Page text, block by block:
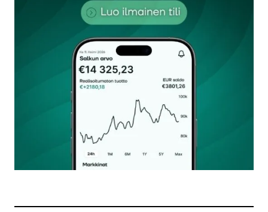
kentät on merkitty*
Kommentti*
Nimesi tai nimimerkkisi
Sähköpostiosoitteesi
Tilaa SalkunRakentajan uutiskirje